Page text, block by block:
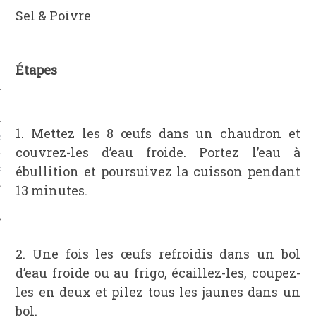
Sel & Poivre
Étapes
1. Mettez les 8 œufs dans un chaudron et
couvrez-les d’eau froide. Portez l’eau à
ébullition et poursuivez la cuisson pendant
13 minutes.
2. Une fois les œufs refroidis dans un bol
d’eau froide ou au frigo, écaillez-les, coupez-
les en deux et pilez tous les jaunes dans un
bol.